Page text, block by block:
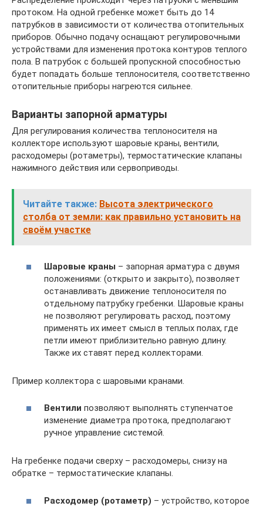
протоком. На одной гребенке может быть до 14
патрубков в зависимости от количества отопительных
приборов. Обычно подачу оснащают регулировочными
устройствами для изменения протока контуров теплого
пола. В патрубок с большей пропускной способностью
будет попадать больше теплоносителя, соответственно
отопительные приборы нагреются сильнее.
Варианты запорной арматуры
Для регулирования количества теплоносителя на
коллекторе используют шаровые краны, вентили,
расходомеры (ротаметры), термостатические клапаны
нажимного действия или сервоприводы.
Читайте также: Высота электрического
столба от земли: как правильно установить на
своём участке
Шаровые краны – запорная арматура с двумя
положениями: (открыто и закрыто), позволяет
останавливать движение теплоносителя по
отдельному патрубку гребенки. Шаровые краны
не позволяют регулировать расход, поэтому
применять их имеет смысл в теплых полах, где
петли имеют приблизительно равную длину.
Также их ставят перед коллекторами.
Пример коллектора с шаровыми кранами.
Вентили позволяют выполнять ступенчатое
изменение диаметра протока, предполагают
ручное управление системой.
На гребенке подачи сверху – расходомеры, снизу на
обратке – термостатические клапаны.
Расходомер (ротаметр) – устройство, которое